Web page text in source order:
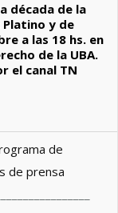
década de la
y de
a las 18 hs. en
de la UBA.
el canal TN
de
de prensa